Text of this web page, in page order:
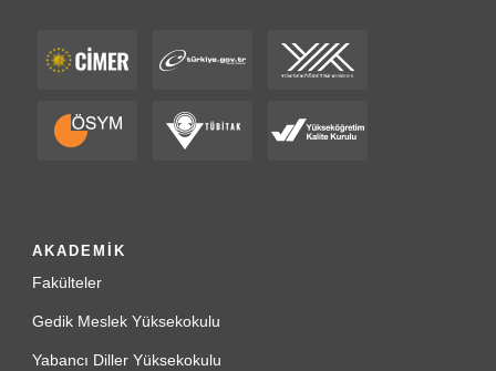
AKADEMİK
Fakülteler
Gedik Meslek Yüksekokulu
Yabancı Diller Yüksekokulu